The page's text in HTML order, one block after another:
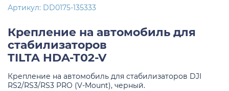
Артикул: DD0175-135333
Крепление на автомобиль для
стабилизаторов
TILTA HDA-T02-V
Крепление на автомобиль для стабилизаторов DJI
RS2/RS3/RS3 PRO (V-Mount), черный.